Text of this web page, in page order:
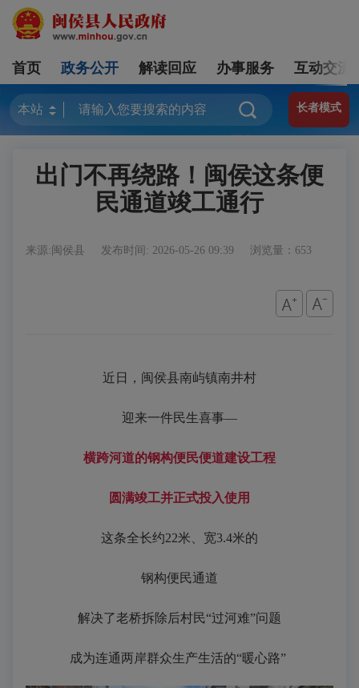
首页 政务公开 解读回应 办事服务 互动交流
长者模式
出门不再绕路！闽侯这条便
民通道竣工通行
来源:闽侯县 发布时间: 2026-05-26 09:39 浏览量：653
近日，闽侯县南屿镇南井村
迎来一件民生喜事―
横跨河道的钢构便民便道建设工程
圆满竣工并正式投入使用
这条全长约22米、宽3.4米的
钢构便民通道
解决了老桥拆除后村民“过河难”问题
成为连通两岸群众生产生活的“暖心路”